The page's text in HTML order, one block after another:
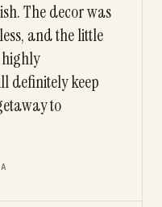
The decor was
and the little
definitely keep
to